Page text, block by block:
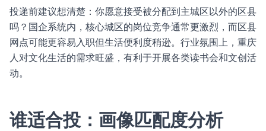
投递前建议想清楚：你愿意接受被分配到主城区以外的区县
吗？国企系统内，核心城区的岗位竞争通常更激烈，而区县
网点可能更容易入职但生活便利度稍逊。行业氛围上，重庆
人对文化生活的需求旺盛，有利于开展各类读书会和文创活
动。
谁适合投：画像匹配度分析